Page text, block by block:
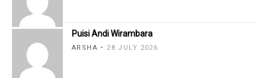
Puisi Andi Wirambara
ARSHA 28 JULY 2026